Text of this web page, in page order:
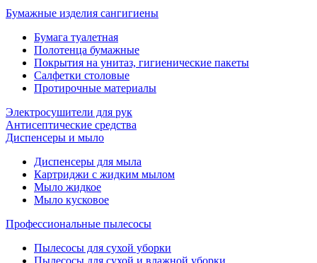
Бумажные изделия сангигиены
Бумага туалетная
Полотенца бумажные
Покрытия на унитаз, гигиенические пакеты
Салфетки столовые
Протирочные материалы
Электросушители для рук
Антисептические средства
Диспенсеры и мыло
Диспенсеры для мыла
Картриджи с жидким мылом
Мыло жидкое
Мыло кусковое
Профессиональные пылесосы
Пылесосы для сухой уборки
Пылесосы для сухой и влажной уборки